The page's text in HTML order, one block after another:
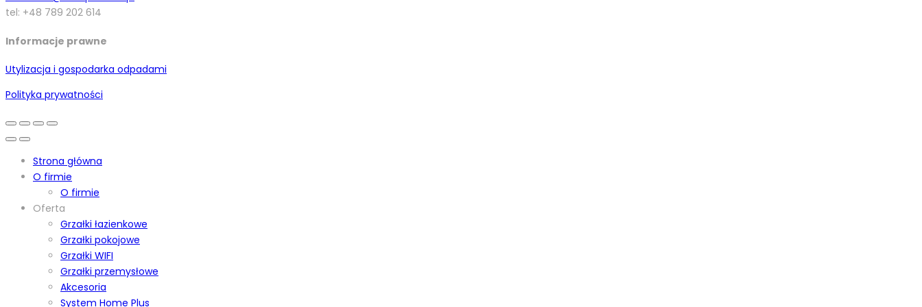
tel: +48 789 202 614
Informacje prawne
Utylizacja i gospodarka odpadami
Polityka prywatności
Strona główna
O firmie
O firmie
Oferta
Grzałki łazienkowe
Grzałki pokojowe
Grzałki WIFI
Grzałki przemysłowe
Akcesoria
System Home Plus